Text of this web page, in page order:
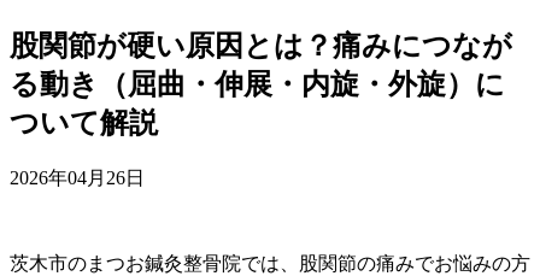
股関節が硬い原因とは？痛みにつなが
る動き（屈曲・伸展・内旋・外旋）に
ついて解説
2026年04月26日
茨木市のまつお鍼灸整骨院では、股関節の痛みでお悩みの方